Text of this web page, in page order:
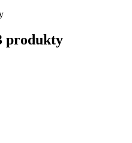
produkty